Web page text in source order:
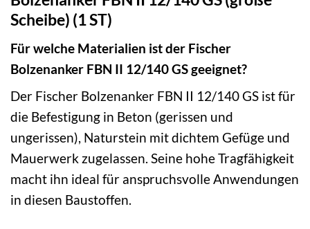
Scheibe) (1 ST)
Für welche Materialien ist der Fischer
Bolzenanker FBN II 12/140 GS geeignet?
Der Fischer Bolzenanker FBN II 12/140 GS ist für
die Befestigung in Beton (gerissen und
ungerissen), Naturstein mit dichtem Gefüge und
Mauerwerk zugelassen. Seine hohe Tragfähigkeit
macht ihn ideal für anspruchsvolle Anwendungen
in diesen Baustoffen.